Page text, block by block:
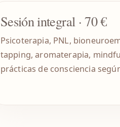
Sesión integral · 70 €
Psicoterapia, PNL,
tapping, aromaterapia,
prácticas de consciencia